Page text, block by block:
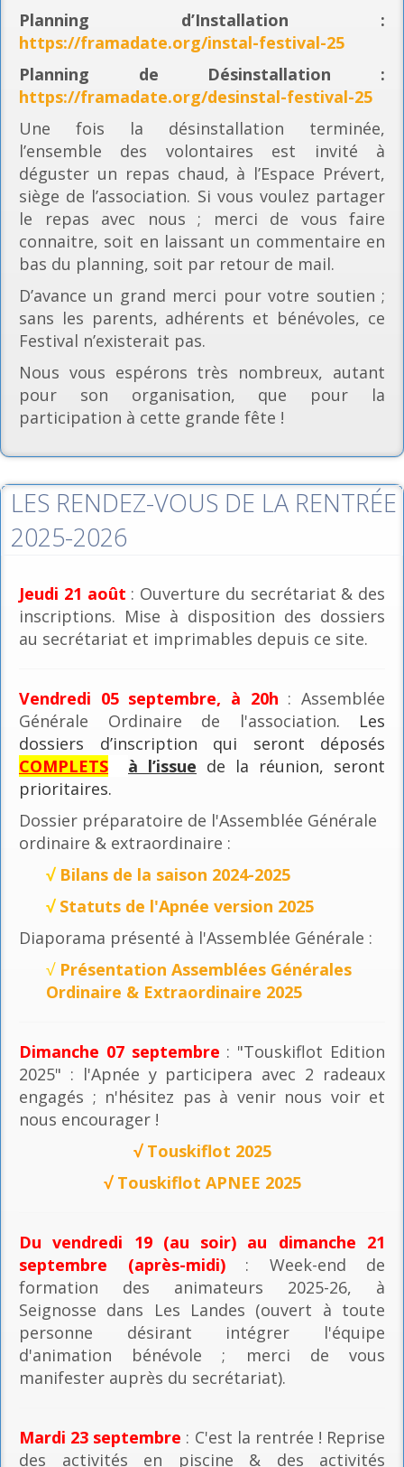
Planning d’Installation :
https://framadate.org/instal-festival-25
Planning de Désinstallation :
https://framadate.org/desinstal-festival-25
Une fois la désinstallation terminée,
l’ensemble des volontaires est invité à
déguster un repas chaud, à l’Espace Prévert,
siège de l’association. Si vous voulez partager
le repas avec nous ; merci de vous faire
connaitre, soit en laissant un commentaire en
bas du planning, soit par retour de mail.
D’avance un grand merci pour votre soutien ;
sans les parents, adhérents et bénévoles, ce
Festival n’existerait pas.
Nous vous espérons très nombreux, autant
pour son organisation, que pour la
participation à cette grande fête !
LES RENDEZ-VOUS DE LA RENTRÉE
2025-2026
Jeudi 21 août : Ouverture du secrétariat & des
inscriptions. Mise à disposition des dossiers
au secrétariat et imprimables depuis ce site.
Vendredi 05 septembre, à 20h : Assemblée
Générale Ordinaire de l'association. Les
dossiers d’inscription qui seront déposés
COMPLETS
à l’issue de la réunion, seront
prioritaires.
Dossier préparatoire de l'Assemblée Générale
ordinaire & extraordinaire :
√ Bilans de la saison 2024-2025
√ Statuts de l'Apnée version 2025
Diaporama présenté à l'Assemblée Générale :
√ Présentation Assemblées Générales
Ordinaire & Extraordinaire 2025
Dimanche 07 septembre : "Touskiflot Edition
2025" : l'Apnée y participera avec 2 radeaux
engagés ; n'hésitez pas à venir nous voir et
nous encourager !
√ Touskiflot 2025
√ Touskiflot APNEE 2025
Du vendredi 19 (au soir) au dimanche 21
septembre (après-midi): Week-end de
formation des animateurs 2025-26, à
Seignosse dans Les Landes (ouvert à toute
personne désirant intégrer l'équipe
d'animation bénévole ; merci de vous
manifester auprès du secrétariat).
Mardi 23 septembre : C'est la rentrée ! Reprise
des activités en piscine & des activités